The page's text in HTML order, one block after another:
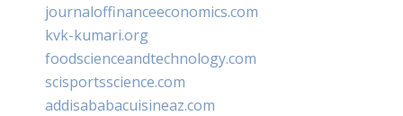
journaloffinanceeconomics.com
kvk-kumari.org
foodscienceandtechnology.com
scisportsscience.com
addisababacuisineaz.com